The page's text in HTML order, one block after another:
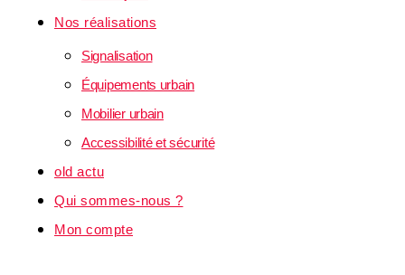
Nos réalisations
Signalisation
Équipements urbain
Mobilier urbain
Accessibilité et sécurité
old actu
Qui sommes-nous ?
Mon compte